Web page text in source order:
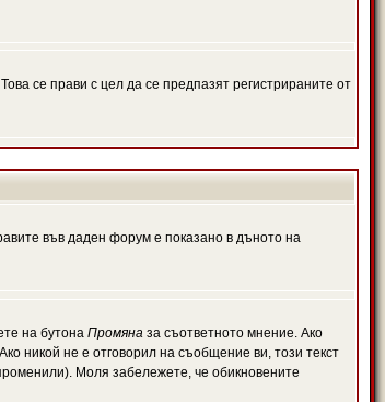
се прави с цел да се предпазят регистрираните от
във даден форум е показано в дъното на
на бутона Промяна за съответното мнение. Ако
никой не е отговорил на съобщение ви, този текст
Моля забележете, че обикновените